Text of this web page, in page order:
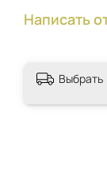
Написать
Выбрать